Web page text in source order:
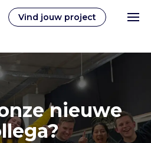
Vind jouw project
nieuwe